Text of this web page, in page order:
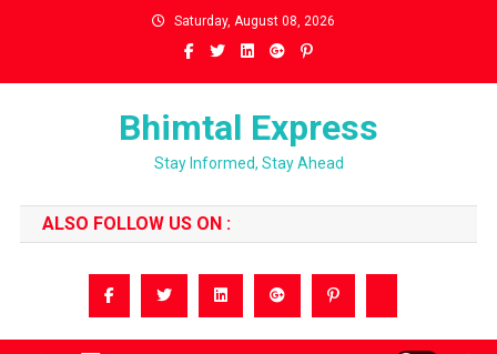
Saturday, August 08, 2026
Bhimtal Express
Stay Informed, Stay Ahead
ALSO FOLLOW US ON :